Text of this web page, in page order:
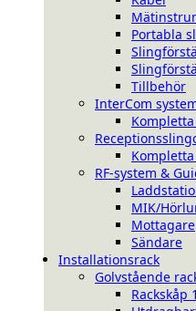
Portabla
Tillbehör
InterCom
RF-system &
MIK/
Mottagare
Sändare
Installationsrack
Golvstående
Rackskåp